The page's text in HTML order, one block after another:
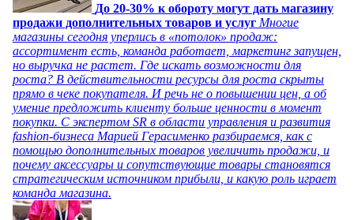
До 20-30% к обороту могут дать магазину
продажи дополнительных товаров и услуг Многие
магазины сегодня уперлись в «потолок» продаж:
ассортимент есть, команда работает, маркетинг запущен,
но выручка не растет. Где искать возможности для
роста? В действительности ресурсы для роста скрыты
прямо в чеке покупателя. И речь не о повышении цен, а об
умение предложить клиенту больше ценности в момент
покупки. С экспертом SR в области управления и развития
fashion-бизнеса Марией Герасименко разбираемся, как с
помощью дополнительных товаров увеличить продажи, и
почему аксессуары и сопутствующие товары становятся
стратегическим источником прибыли, и какую роль играет
команда магазина.